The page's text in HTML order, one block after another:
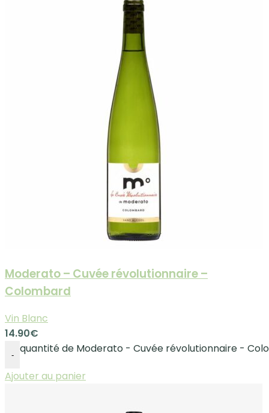
Moderato – Cuvée révolutionnaire –
Colombard
Vin Blanc
14.90€
-
quantité de Moderato - Cuvée révolutionnaire -
Ajouter au panier